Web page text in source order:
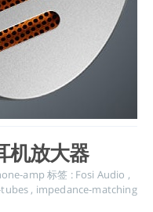
机放大器
amp 标签 : Fosi Audio ,
, impedance-matching